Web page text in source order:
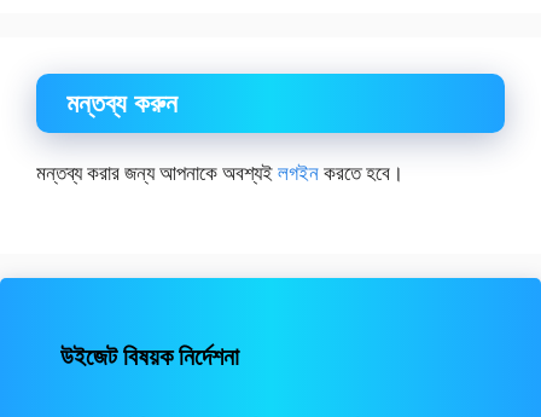
মন্তব্য করুন
মন্তব্য করার জন্য আপনাকে অবশ্যইলগইনকরতে হবে।
উইজেট বিষয়ক নির্দেশনা